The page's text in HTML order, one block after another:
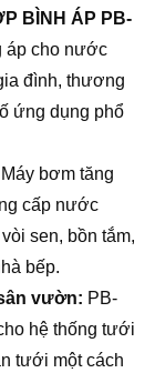
BÌNH ÁP PB-
áp cho nước
đình, thương
ứng dụng phổ
Máy bơm tăng
cấp nước
sen, bồn tắm,
bếp.
vườn: PB-
hệ thống tưới
tưới một cách